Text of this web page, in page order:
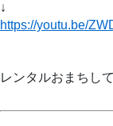
↓
https://youtu.be/
レンタルおまちし